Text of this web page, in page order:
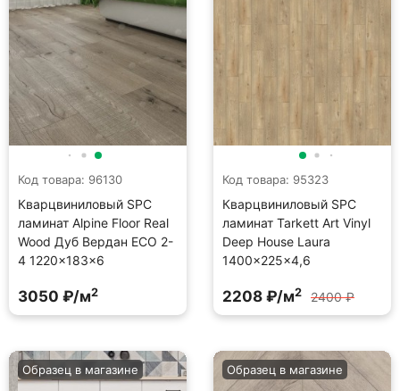
Код товара: 96130
Кварцвиниловый SPC
ламинат Alpine Floor Real
Wood Дуб Вердан ECO 2-
4 1220×183×6
3050 ₽/м2
Код товара: 95323
Кварцвиниловый SPC
ламинат Tarkett Art Vinyl
Deep House Laura
1400×225×4,6
2208 ₽/м2 2400 ₽
Образец в магазине Образец в магазине